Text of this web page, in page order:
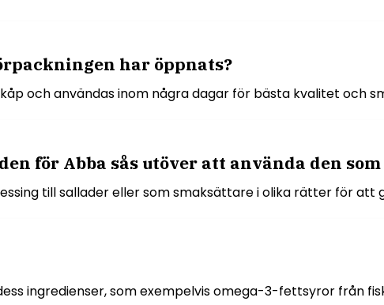
har öppnats?
och användas inom några dagar för bästa kvalitet och
för Abba sås utöver att använda den
till sallader eller som smaksättare i olika rätter för att
ingredienser, som exempelvis omega-3-fettsyror från